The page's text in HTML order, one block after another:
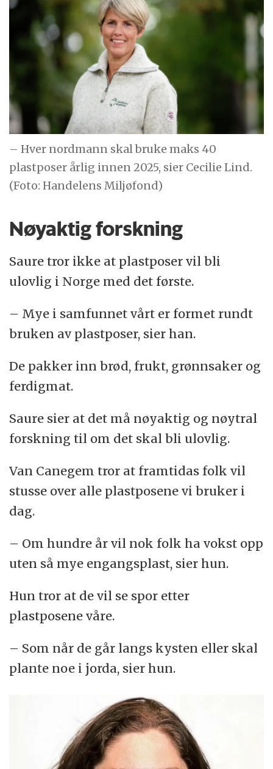
– Hver nordmann skal bruke maks 40
plastposer årlig innen 2025, sier Cecilie Lind.
(Foto: Handelens Miljøfond)
Nøyaktig forskning
Saure tror ikke at plastposer vil bli
ulovlig i Norge med det første.
– Mye i samfunnet vårt er formet rundt
bruken av plastposer, sier han.
De pakker inn brød, frukt, grønnsaker og
ferdigmat.
Saure sier at det må nøyaktig og nøytral
forskning til om det skal bli ulovlig.
Van Canegem tror at framtidas folk vil
stusse over alle plastposene vi bruker i
dag.
– Om hundre år vil nok folk ha vokst opp
uten så mye engangsplast, sier hun.
Hun tror at de vil se spor etter
plastposene våre.
– Som når de går langs kysten eller skal
plante noe i jorda, sier hun.